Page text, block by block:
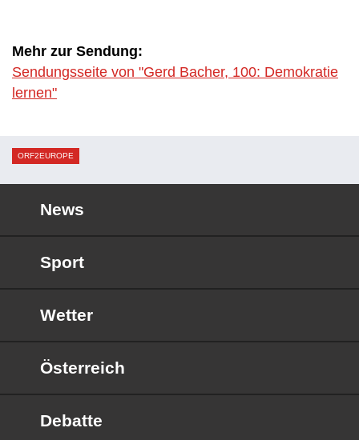
Mehr zur Sendung:
Sendungsseite von "Gerd Bacher, 100: Demokratie
lernen"
ORF2EUROPE
News
Sport
Wetter
Österreich
Debatte